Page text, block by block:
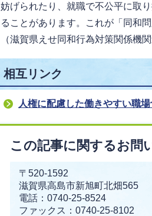
妨げられたり、就職で不公平に取
ることがあります。これが「同和
（滋賀県えせ同和行為対策関係機
相互リンク
人権に配慮した働きやすい職
この記事に関するお問
〒520-1592
滋賀県高島市新旭町北畑565
電話：0740-25-8524
ファックス：0740-25-8102